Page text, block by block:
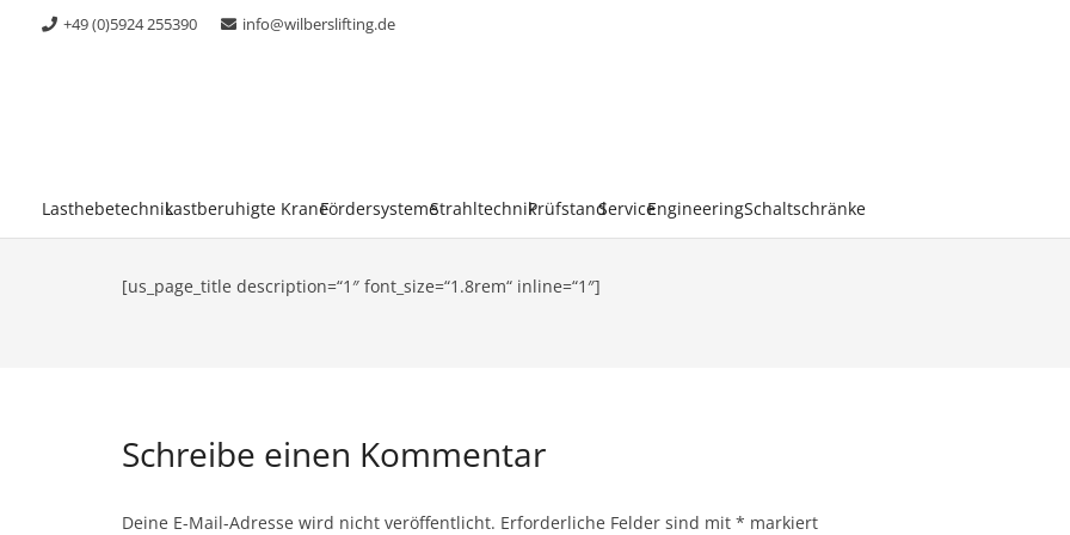
+49 (0)5924 255390 info@wilberslifting.de
LasthebetechnikLastberuhigte KraneFördersystemeStrahltechnikPrüfstandServiceEngineeringSchaltschränke
[us_page_title description=“1″ font_size=“1.8rem“ inline=“1″]
Schreibe einen Kommentar
Deine E-Mail-Adresse wird nicht veröffentlicht. Erforderliche Felder sind mit * markiert